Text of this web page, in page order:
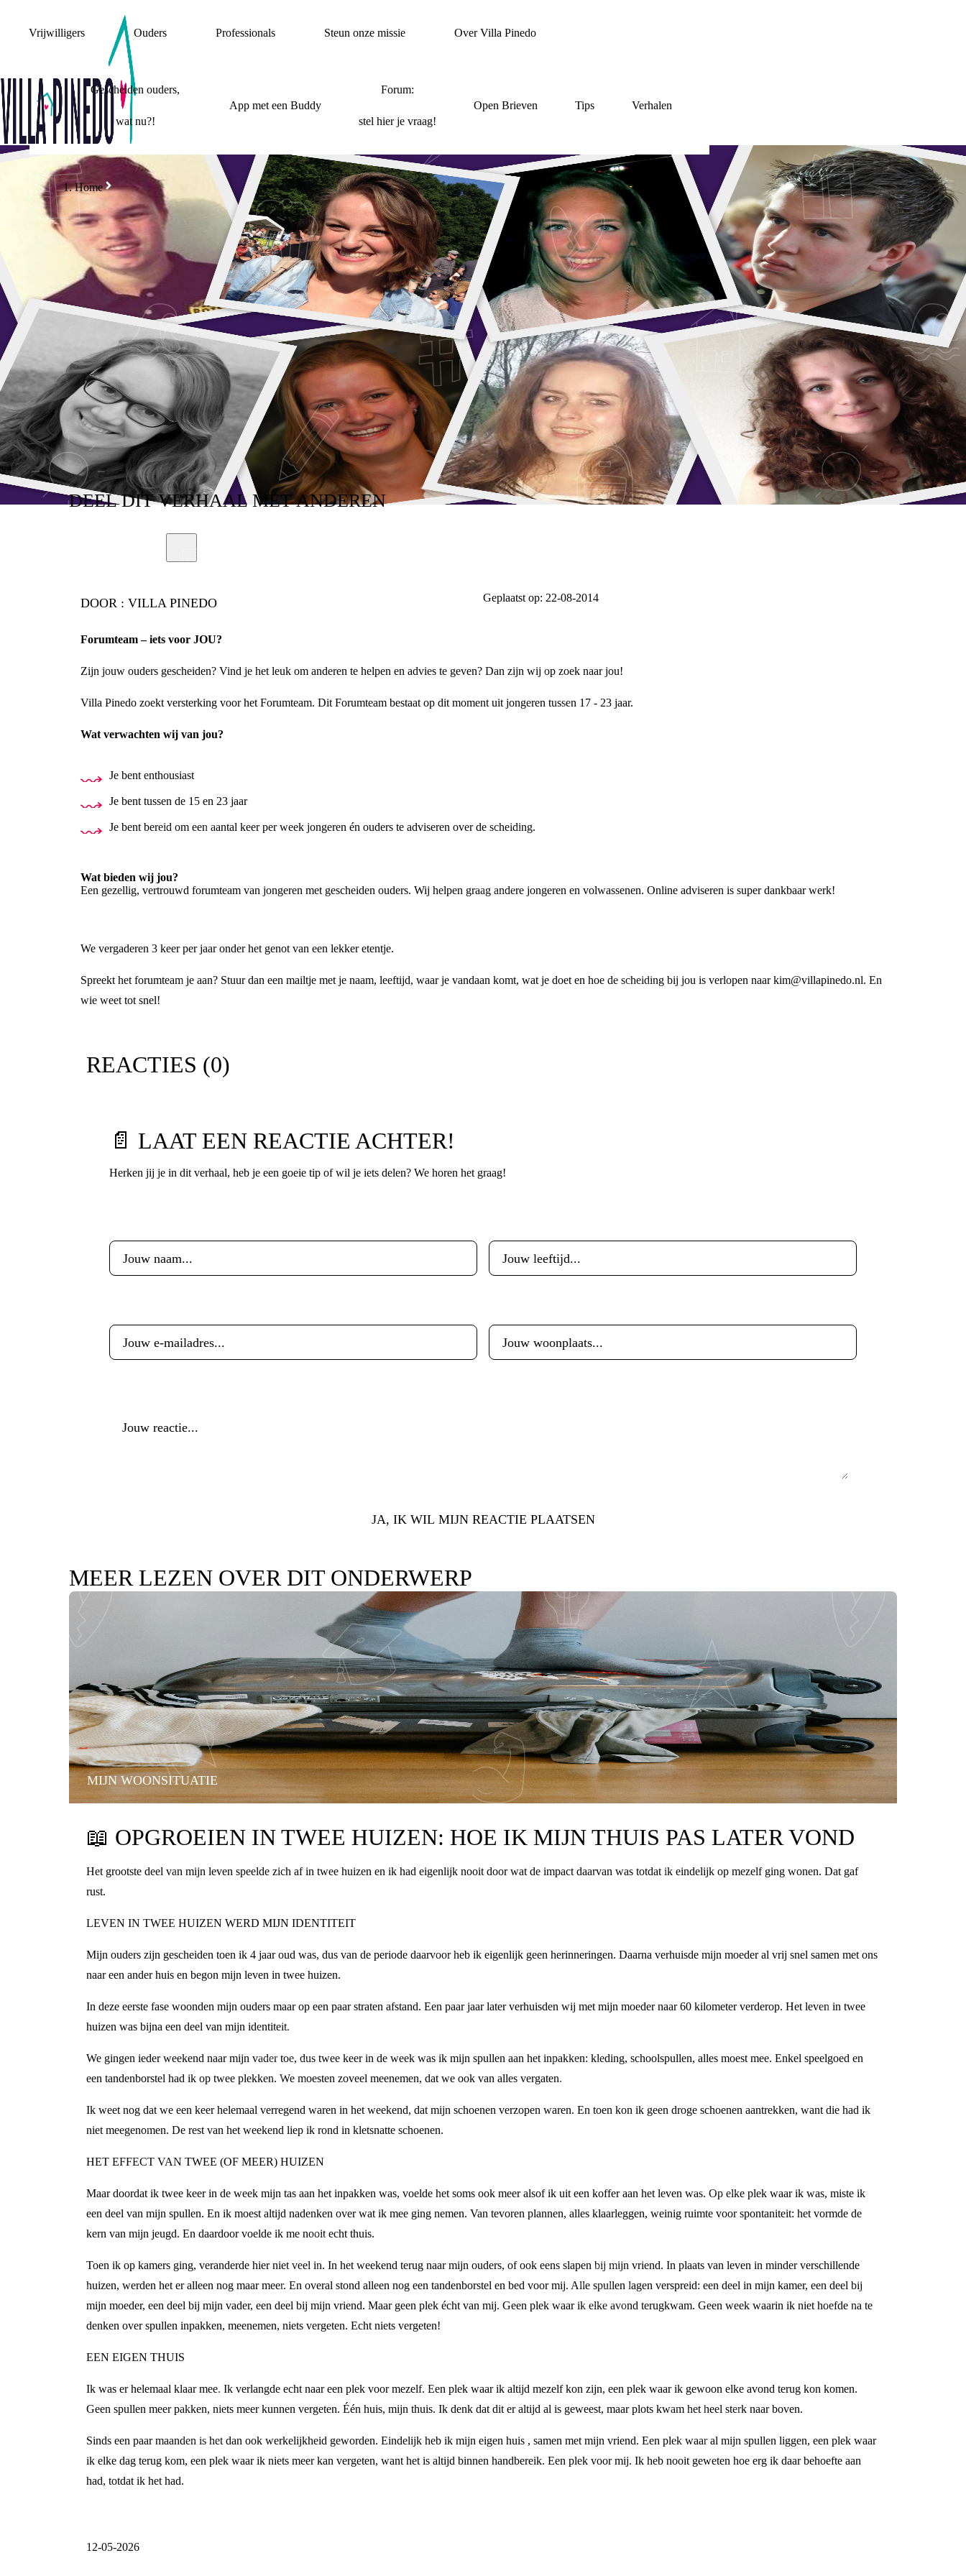
Vrijwilligers Ouders Professionals Steun onze missie Over Villa Pinedo
Gescheiden ouders,
wat nu?!
App met een Buddy
Forum:
stel hier je vraag!
Open Brieven Tips Verhalen
Home
VACATURE FORUMTEAM
DEELDIT VERHAAL MET ANDEREN
DOOR : VILLA PINEDO Geplaatst op: 22-08-2014
Forumteam – iets voor JOU?
Zijn jouw ouders gescheiden? Vind je het leuk om anderen te helpen en advies te geven? Dan zijn wij op zoek naar jou!
Villa Pinedo zoekt versterking voor het Forumteam. Dit Forumteam bestaat op dit moment uit jongeren tussen 17 - 23 jaar.
Wat verwachten wij van jou?
Je bent enthousiast
Je bent tussen de 15 en 23 jaar
Je bent bereid om een aantal keer per week jongeren én ouders te adviseren over de scheiding.
Wat bieden wij jou?
Een gezellig, vertrouwd forumteam van jongeren met gescheiden ouders. Wij helpen graag andere jongeren en volwassenen. Online adviseren is super dankbaar werk!
We vergaderen 3 keer per jaar onder het genot van een lekker etentje.
Spreekt het forumteam je aan? Stuur dan een mailtje met je naam, leeftijd, waar je vandaan komt, wat je doet en hoe de scheiding bij jou is verlopen naar kim@villapinedo.nl. En
wie weet tot snel!
REACTIES (0)
📄 LAAT EEN REACTIE ACHTER!
Herken jij je in dit verhaal, heb je een goeie tip of wil je iets delen? We horen het graag!
JA, IK WIL MIJN REACTIE PLAATSEN
MEER LEZEN OVER DIT ONDERWERP
MIJN WOONSITUATIE
📖 OPGROEIEN IN TWEE HUIZEN: HOE IK MIJN THUIS PAS LATER VOND
Het grootste deel van mijn leven speelde zich af in twee huizen en ik had eigenlijk nooit door wat de impact daarvan was totdat ik eindelijk op mezelf ging wonen. Dat gaf
rust.
LEVEN IN TWEE HUIZEN WERD MIJN IDENTITEIT
Mijn ouders zijn gescheiden toen ik 4 jaar oud was, dus van de periode daarvoor heb ik eigenlijk geen herinneringen. Daarna verhuisde mijn moeder al vrij snel samen met ons
naar een ander huis en begon mijn leven in twee huizen.
In deze eerste fase woonden mijn ouders maar op een paar straten afstand. Een paar jaar later verhuisden wij met mijn moeder naar 60 kilometer verderop. Het leven in twee
huizen was bijna een deel van mijn identiteit.
We gingen ieder weekend naar mijn vader toe, dus twee keer in de week was ik mijn spullen aan het inpakken: kleding, schoolspullen, alles moest mee. Enkel speelgoed en
een tandenborstel had ik op twee plekken. We moesten zoveel meenemen, dat we ook van alles vergaten.
Ik weet nog dat we een keer helemaal verregend waren in het weekend, dat mijn schoenen verzopen waren. En toen kon ik geen droge schoenen aantrekken, want die had ik
niet meegenomen. De rest van het weekend liep ik rond in kletsnatte schoenen.
HET EFFECT VAN TWEE (OF MEER) HUIZEN
Maar doordat ik twee keer in de week mijn tas aan het inpakken was, voelde het soms ook meer alsof ik uit een koffer aan het leven was. Op elke plek waar ik was, miste ik
een deel van mijn spullen. En ik moest altijd nadenken over wat ik mee ging nemen. Van tevoren plannen, alles klaarleggen, weinig ruimte voor spontaniteit: het vormde de
kern van mijn jeugd. En daardoor voelde ik me nooit echt thuis.
Toen ik op kamers ging, veranderde hier niet veel in. In het weekend terug naar mijn ouders, of ook eens slapen bij mijn vriend. In plaats van leven in minder verschillende
huizen, werden het er alleen nog maar meer. En overal stond alleen nog een tandenborstel en bed voor mij. Alle spullen lagen verspreid: een deel in mijn kamer, een deel bij
mijn moeder, een deel bij mijn vader, een deel bij mijn vriend. Maar geen plek écht van mij. Geen plek waar ik elke avond terugkwam. Geen week waarin ik niet hoefde na te
denken over spullen inpakken, meenemen, niets vergeten. Echt niets vergeten!
EEN EIGEN THUIS
Ik was er helemaal klaar mee. Ik verlangde echt naar een plek voor mezelf. Een plek waar ik altijd mezelf kon zijn, een plek waar ik gewoon elke avond terug kon komen.
Geen spullen meer pakken, niets meer kunnen vergeten. Één huis, mijn thuis. Ik denk dat dit er altijd al is geweest, maar plots kwam het heel sterk naar boven.
Sinds een paar maanden is het dan ook werkelijkheid geworden. Eindelijk heb ik mijn eigen huis , samen met mijn vriend. Een plek waar al mijn spullen liggen, een plek waar
ik elke dag terug kom, een plek waar ik niets meer kan vergeten, want het is altijd binnen handbereik. Een plek voor mij. Ik heb nooit geweten hoe erg ik daar behoefte aan
had, totdat ik het had.
12-05-2026